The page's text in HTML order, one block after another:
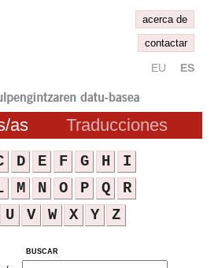
acerca de
contactar
EU ES
as Traducciones
D E F G H
I
M N O P Q
R
U V W X Y Z
buscar